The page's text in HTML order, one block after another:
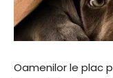
Oamenilor le plac